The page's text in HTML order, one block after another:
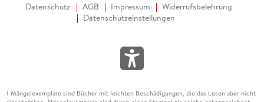
Datenschutz AGB Impressum
Widerrufsbelehrung
Datenschutzeinstellungen
1 Mängelexemplare sind Bücher mit leichten Beschädigungen, die das Lesen aber nicht